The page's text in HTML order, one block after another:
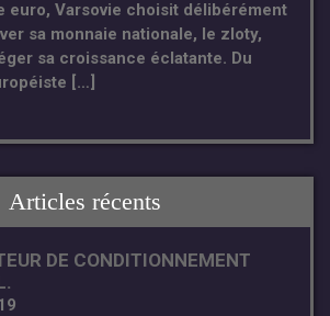
euro, Varsovie choisit délibérément
sa monnaie nationale, le zloty,
sa croissance éclatante. Du
[…]
Articles récents
DE CONDITIONNEMENT